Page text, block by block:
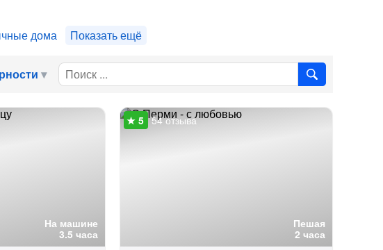
дома Показать ещё
На машине
3.5 часа
Пешая
2 часа
54 отзыва